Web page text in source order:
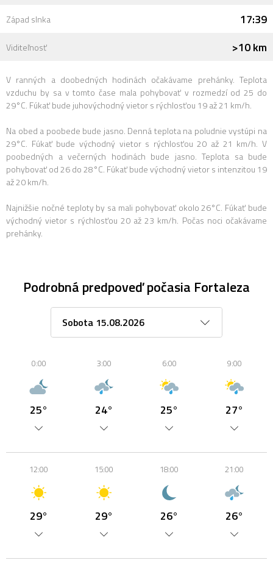
Západ slnka 17:39
Viditeľnosť >10 km
V ranných a doobedných hodinách očakávame prehánky. Teplota
vzduchu by sa v tomto čase mala pohybovať v rozmedzí od 25 do
29°C. Fúkať bude juhovýchodný vietor s rýchlosťou 19 až 21 km/h.
Na obed a poobede bude jasno. Denná teplota na poludnie vystúpi na
29°C. Fúkať bude východný vietor s rýchlosťou 20 až 21 km/h. V
poobedných a večerných hodinách bude jasno. Teplota sa bude
pohybovať od 26 do 28°C. Fúkať bude východný vietor s intenzitou 19
až 20 km/h.
Najnižšie nočné teploty by sa mali pohybovať okolo 26°C. Fúkať bude
východný vietor s rýchlosťou 20 až 23 km/h. Počas noci očakávame
prehánky.
Podrobná predpoveď počasia Fortaleza
0:00
25°
3:00
24°
6:00
25°
9:00
27°
12:00
29°
15:00
29°
18:00
26°
21:00
26°